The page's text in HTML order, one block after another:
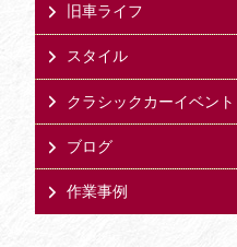
旧車ライフ
スタイル
クラシックカーイベント
ブログ
作業事例